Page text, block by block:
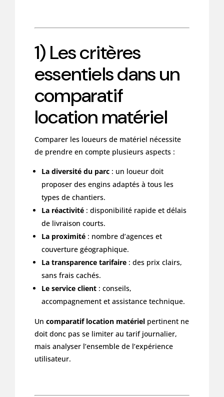
1) Les critères
essentiels dans un
comparatif
location matériel
Comparer les loueurs de matériel nécessite
de prendre en compte plusieurs aspects :
La diversité du parc: un loueur doit
proposer des engins adaptés à tous les
types de chantiers.
La réactivité: disponibilité rapide et délais
de livraison courts.
La proximité: nombre d’agences et
couverture géographique.
La transparence tarifaire: des prix clairs,
sans frais cachés.
Le service client: conseils,
accompagnement et assistance technique.
Un comparatif location matérielpertinent ne
doit donc pas se limiter au tarif journalier,
mais analyser l’ensemble de l’expérience
utilisateur.